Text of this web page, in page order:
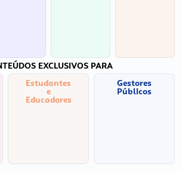
EXCLUSIVOS PARA
Estudantes
e
Educadores
Gestores
Públicos